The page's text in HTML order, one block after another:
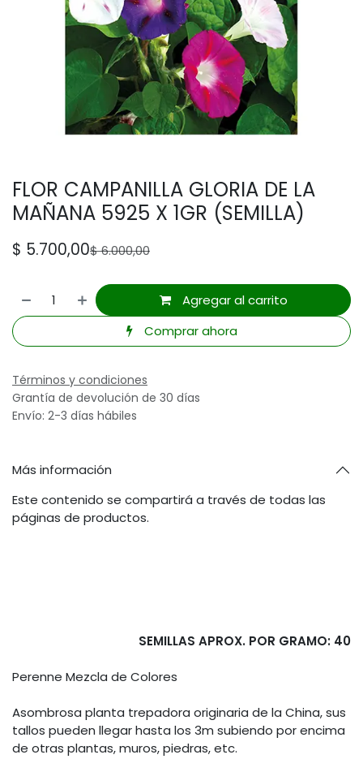
FLOR CAMPANILLA GLORIA DE LA
MAÑANA 5925 X 1GR (SEMILLA)
$ 5.700,00$6.000,00
Agregar al carrito
Comprar ahora
Términos y condiciones
Grantía de devolución de 30 días
Envío: 2-3 días hábiles
Más información
Este contenido se compartirá a través de todas las
páginas de productos.
SEMILLAS APROX. POR GRAMO: 40
Perenne Mezcla de Colores
Asombrosa planta trepadora originaria de la China, sus
tallos pueden llegar hasta los 3m subiendo por encima
de otras plantas, muros, piedras, etc.